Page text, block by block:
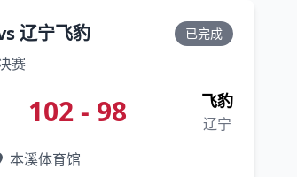
辽宁飞豹
赛
已完成
102 - 98 飞豹
辽宁
本溪体育馆